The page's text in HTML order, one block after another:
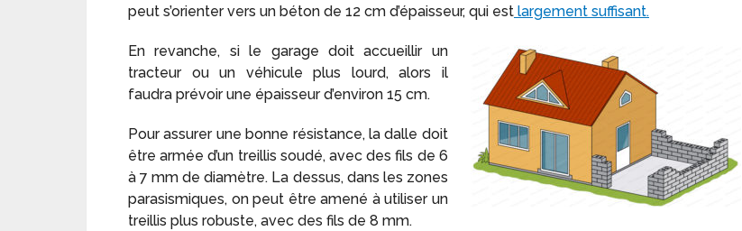
peut s’orienter vers un béton de 12 cm d’épaisseur, qui est largement suffisant.
En revanche, si le garage doit accueillir un
tracteur ou un véhicule plus lourd, alors il
faudra prévoir une épaisseur d’environ 15 cm.
Pour assurer une bonne résistance, la dalle doit
être armée d’un treillis soudé, avec des fils de 6
à 7 mm de diamètre. La dessus, dans les zones
parasismiques, on peut être amené à utiliser un
treillis plus robuste, avec des fils de 8 mm.